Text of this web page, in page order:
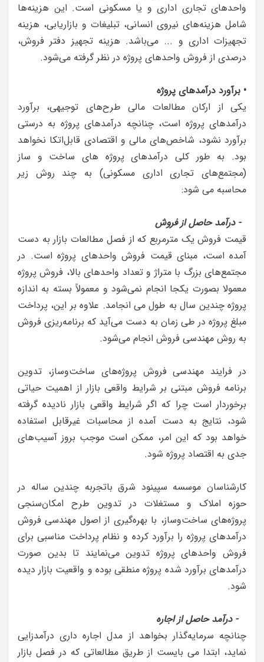
واحدهای تجاری اداری و یا مسکونی است. این هزینه‌ها
شامل هزینه‌های نیروی انسانی، تبلیغات و بازاریابی، هزینه
تجهیزات اداری و ... می‌باشد. هزینه تجهیز دفتر فروش،
درصدی از فروش واحدهای پروژه در نظر گرفته می‌شود.
• برآورد درآمدهای پروژه
یکی از ارکان مطالعات مالی طرح‌های توجیهی، برآورد
درآمدهای پروژه است، چنانچه درآمدهای پروژه به درستی
برآورد نشود، شاخص‌های مالی و اقتصادی قابل‌اتکا نخواهد
بود. به طور کلی درآمدهای پروژه های ساخت و ساز
(مجتمع‌های تجاری اداری مسکونی) به چند روش زیر
محاسبه می شود:
- درآمد حاصل از فروش
قیمت فروش یک مترمربع که از فصل مطالعات بازار به دست
آمده است، مبنای قیمت فروش واحدهای پروژه است. در
مجتمع‌های بزرگ با متراژ و تعداد واحدهای بالا، فروش پروژه
معمولا بصورت یکجا انجام نمی‌شود و معمولاً بسته به اندازه
پروژه چندین سال به طول می انجامد. علاوه بر این، پرداخت
مبلغ پروژه در طی زمان به دست می‌آید که برنامه‌ریزی فروش
به روش مهندسی فروش انجام می‌شود.
در فرایند مهندسی فروش پروژه‌های ساخت‌وساز، تدوین
برنامه فروش مبتنی بر شرایط واقعی بازار از اهمیت حیاتی
برخوردار است چرا که اگر شرایط واقعی بازار نادیده گرفته
شود، نتایج به دست آمده از محاسبات غیرقابل استفاده
خواهد بود که این امر، ممکن است موجب بروز آسیب‌های
جدی به اقتصاد پروژه شود.
کارشناسان موسسه سپینود شرق باتجربه چندین ساله در
حوزه املاک و مستغلات در تدوین طرح امکان‌سنجی
پروژه‌های ساخت‌وساز، با بهره‌گیری از اصول مهندسی فروش
درآمدهای پروژه را برآورد کرده و نظام پرداخت مناسبی برای
فروش واحدهای پروژه تدوین می‌نمایند تا بدین صورت
درآمدهای برآورد شده پروژه منطقی بوده و واقعیت بازار دیده
شود.
- درآمد حاصل از اجاره
چنانچه سرمایه‌گذار بخواهد از مدل اجاره داری درآمدزایی
نماید، ابتدا می بایست از طریق مطالعاتی که در فصل بازار